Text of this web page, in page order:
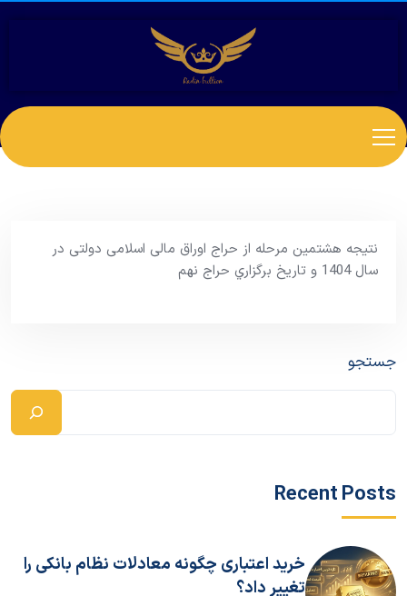
نتیجه هشتمین مرحله از حراج اوراق مالی اسلامی دولتی در
سال 1404 و تاریخ برگزاري حراج نهم
جستجو
Recent Posts
خرید اعتباری چگونه معادلات نظام بانکی را
تغییر داد؟